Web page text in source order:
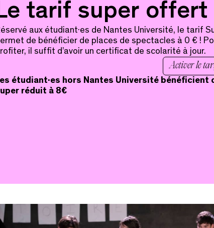
tarif super offert
aux étudiant·es de Nantes Université, le tarif
de bénéficier de places de spectacles à 0 € !
il suffit d’avoir un certificat de scolarité à jour.
Activer le
étudiant·es hors Nantes Université bénéficient
réduit à 8€